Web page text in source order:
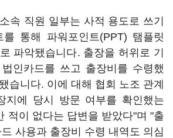
속 직원 일부는 사적 용도로 쓰기
통해 파워포인트(PPT) 탬플릿
파악됐습니다. 출장을 허위로 기
인카드를 쓰고 출장비를 수령했
습니다. 이에 대해 협회 노조 관계
지에 당시 방문 여부를 확인했는
적이 없다는 답변을 받았다"며 "출
사용과 출장비 수령 내역도 의심